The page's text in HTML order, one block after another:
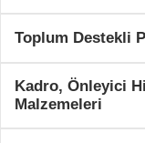
Toplum Destekli
Kadro, Önleyici
Malzemeleri